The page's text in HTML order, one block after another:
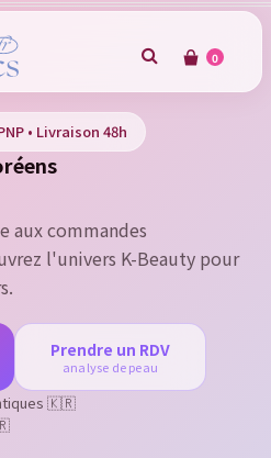
0
• Livraison 48h
aux commandes
l'univers K-Beauty pour
Prendre un RDV
analyse de peau
🇰🇷
save products in your wish